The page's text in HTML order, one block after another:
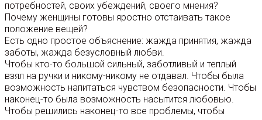
потребностей, своих убеждений, своего мнения?
Почему женщины готовы яростно отстаивать такое
положение вещей?
Есть одно простое объяснение: жажда принятия, жажда
заботы, жажда безусловный любви.
Чтобы кто-то большой сильный, заботливый и теплый
взял на ручки и никому-никому не отдавал. Чтобы была
возможность напитаться чувством безопасности. Чтобы
наконец-то была возможность насытится любовью.
Чтобы решились наконец-то все проблемы, чтобы